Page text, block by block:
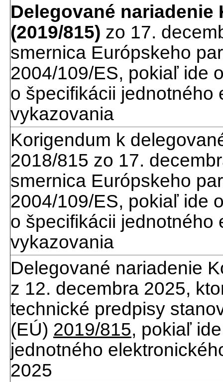
Delegované nariadenie
(2019/815) zo 17.
smernica Európskeho
2004/109/ES, pokiaľ ide
o špecifikácii jednotného
vykazovania
Korigendum k
2018/815 zo 17.
smernica Európskeho
2004/109/ES, pokiaľ ide
o špecifikácii jednotného
vykazovania
Delegované nariadenie
z 12. decembra 2025,
technické predpisy
(EÚ) 2019/815, pokiaľ
jednotného
2025